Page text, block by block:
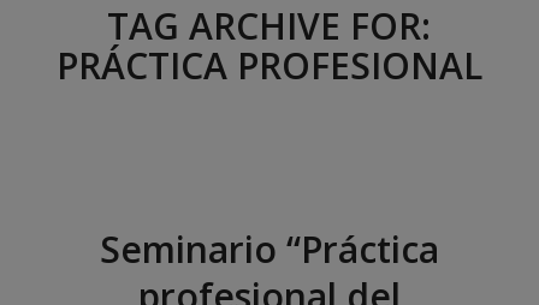
TAG ARCHIVE FOR:
PRÁCTICA PROFESIONAL
Seminario “Práctica